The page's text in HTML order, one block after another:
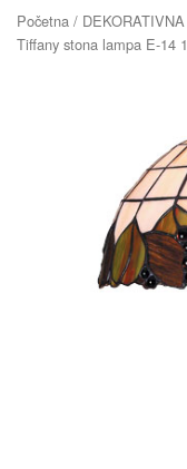
Početna /
Tiffany stona lampa E-14